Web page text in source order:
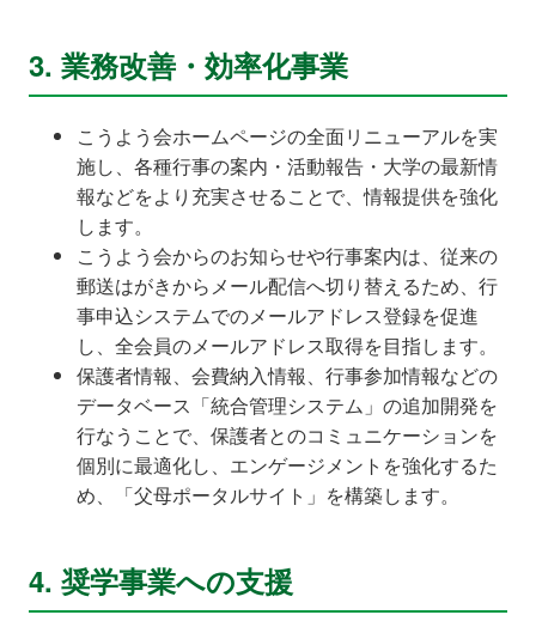
3. 業務改善・効率化事業
こうよう会ホームページの全面リニューアルを実
施し、各種行事の案内・活動報告・大学の最新情
報などをより充実させることで、情報提供を強化
します。
こうよう会からのお知らせや行事案内は、従来の
郵送はがきからメール配信へ切り替えるため、行
事申込システムでのメールアドレス登録を促進
し、全会員のメールアドレス取得を目指します。
保護者情報、会費納入情報、行事参加情報などの
データベース「統合管理システム」の追加開発を
行なうことで、保護者とのコミュニケーションを
個別に最適化し、エンゲージメントを強化するた
め、「父母ポータルサイト」を構築します。
4. 奨学事業への支援